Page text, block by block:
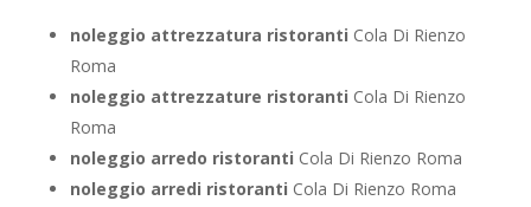
noleggio attrezzatura ristoranti Cola Di Rienzo
Roma
noleggio attrezzature ristoranti Cola Di Rienzo
Roma
noleggio arredo ristoranti Cola Di Rienzo Roma
noleggio arredi ristoranti Cola Di Rienzo Roma